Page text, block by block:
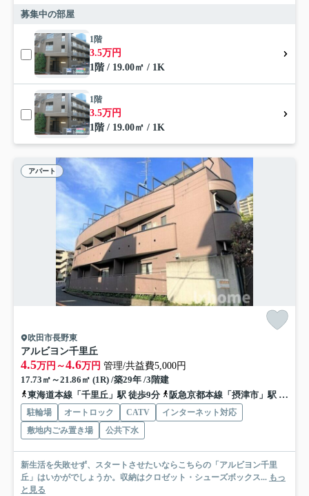
募集中の部屋
1階
3.5万円
1階 / 19.00㎡ / 1K
1階
3.5万円
1階 / 19.00㎡ / 1K
アパート
吹田市長野東
アルビヨン千里丘
4.5万円～4.6万円 管理/共益費5,000円
17.73㎡～21.86㎡ (1R) /築29年 /3階建
東海道本線「千里丘」駅 徒歩9分
阪急京都本線「摂津市」駅 徒歩16分
駐輪場 オートロック CATV
インターネット対応
敷地内ごみ置き場
公共下水
新生活を失敗せず、スタートさせたいならこちらの「アルビヨン千里
丘」はいかがでしょうか。収納はクロゼット・シューズボックス... もっ
と見る